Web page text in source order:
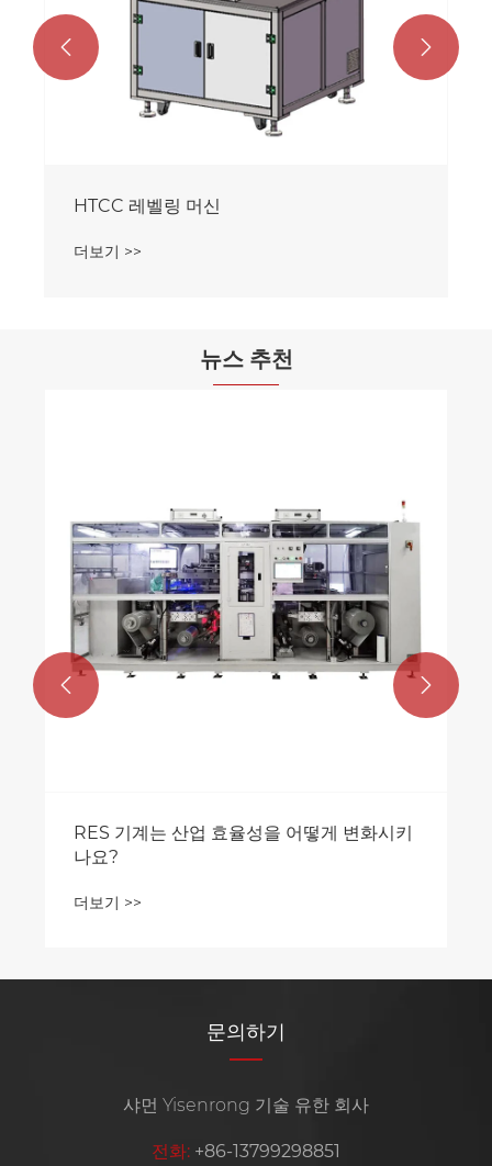
HTCC 레벨링 머신
더보기 >>
 
뉴스 추천
RES 기계는 산업 효율성을 어떻게 변화시키
나요?
더보기 >>
 
문의하기
샤먼 Yisenrong 기술 유한 회사
전화: +86-13799298851